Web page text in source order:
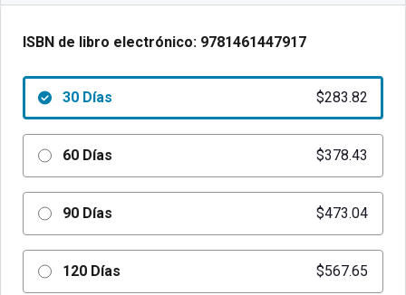
ISBN de libro electrónico: 9781461447917
30 Días $283.82
60 Días $378.43
90 Días $473.04
120 Días $567.65